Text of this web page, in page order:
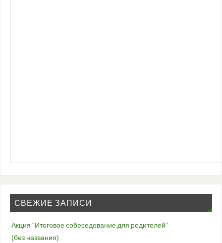
СВЕЖИЕ ЗАПИСИ
Акция “Итоговое собеседование для родителей”
(без названия)